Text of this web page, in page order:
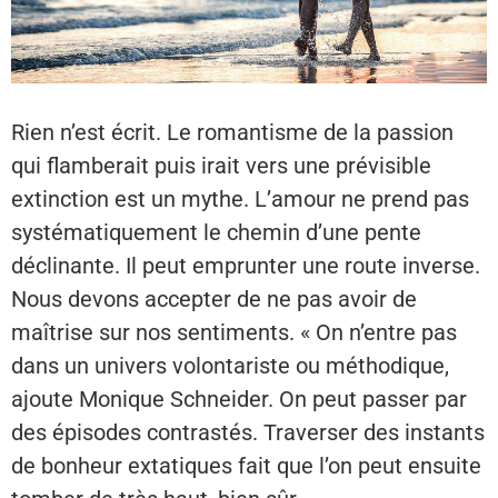
Rien n’est écrit. Le romantisme de la passion
qui flamberait puis irait vers une prévisible
extinction est un mythe. L’amour ne prend pas
systématiquement le chemin d’une pente
déclinante. Il peut emprunter une route inverse.
Nous devons accepter de ne pas avoir de
maîtrise sur nos sentiments. « On n’entre pas
dans un univers volontariste ou méthodique,
ajoute Monique Schneider. On peut passer par
des épisodes contrastés. Traverser des instants
de bonheur extatiques fait que l’on peut ensuite